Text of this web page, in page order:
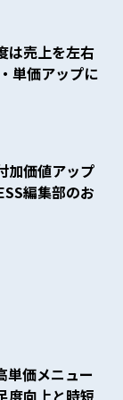
は売上を左右
単価アップに
加価値アップ
編集部のお
単価メニュー
度向上と時短